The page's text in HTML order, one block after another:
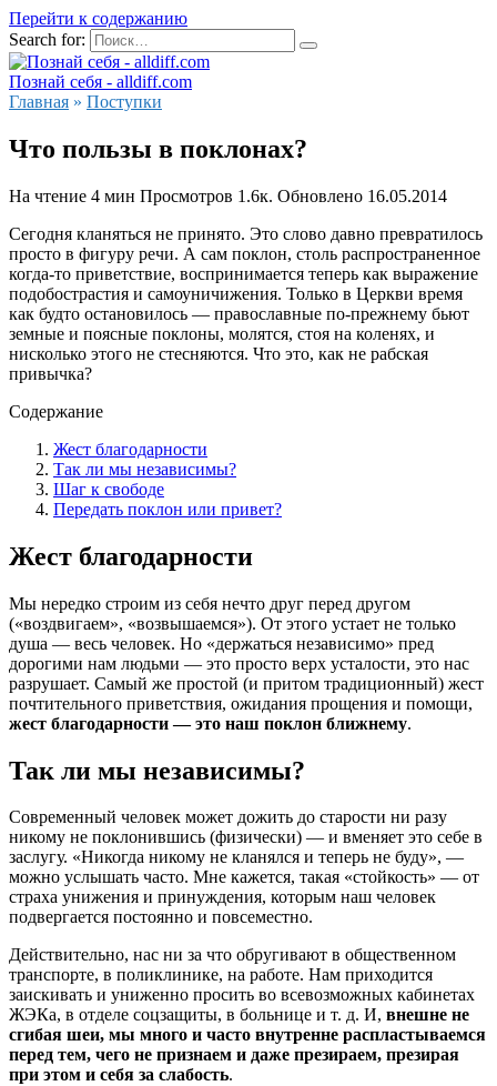
Перейти к содержанию
Search for:
Познай себя - alldiff.com
Главная » Поступки
Что пользы в поклонах?
На чтение 4 мин Просмотров 1.6к. Обновлено 16.05.2014
Сегодня кланяться не принято. Это слово давно превратилось
просто в фигуру речи. А сам поклон, столь распространенное
когда-то приветствие, воспринимается теперь как выражение
подобострастия и самоуничижения. Только в Церкви время
как будто остановилось — православные по-прежнему бьют
земные и поясные поклоны, молятся, стоя на коленях, и
нисколько этого не стесняются. Что это, как не рабская
привычка?
Содержание
Жест благодарности
Так ли мы независимы?
Шаг к свободе
Передать поклон или привет?
Жест благодарности
Мы нередко строим из себя нечто друг перед другом
(«воздвигаем», «возвышаемся»). От этого устает не только
душа — весь человек. Но «держаться независимо» пред
дорогими нам людьми — это просто верх усталости, это нас
разрушает. Самый же простой (и притом традиционный) жест
почтительного приветствия, ожидания прощения и помощи,
жест благодарности — это наш поклон ближнему.
Так ли мы независимы?
Современный человек может дожить до старости ни разу
никому не поклонившись (физически) — и вменяет это себе в
заслугу. «Никогда никому не кланялся и теперь не буду», —
можно услышать часто. Мне кажется, такая «стойкость» — от
страха унижения и принуждения, которым наш человек
подвергается постоянно и повсеместно.
Действительно, нас ни за что обругивают в общественном
транспорте, в поликлинике, на работе. Нам приходится
заискивать и униженно просить во всевозможных кабинетах
ЖЭКа, в отделе соцзащиты, в больнице и т. д. И, внешне не
сгибая шеи, мы много и часто внутренне распластываемся
перед тем, чего не признаем и даже презираем, презирая
при этом и себя за слабость.